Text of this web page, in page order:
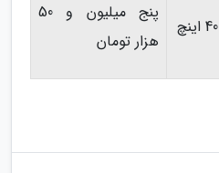
40 اینچ
پنج میلیون و 50
هزار تومان